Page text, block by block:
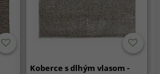
Koberce s dlhým vlasom -